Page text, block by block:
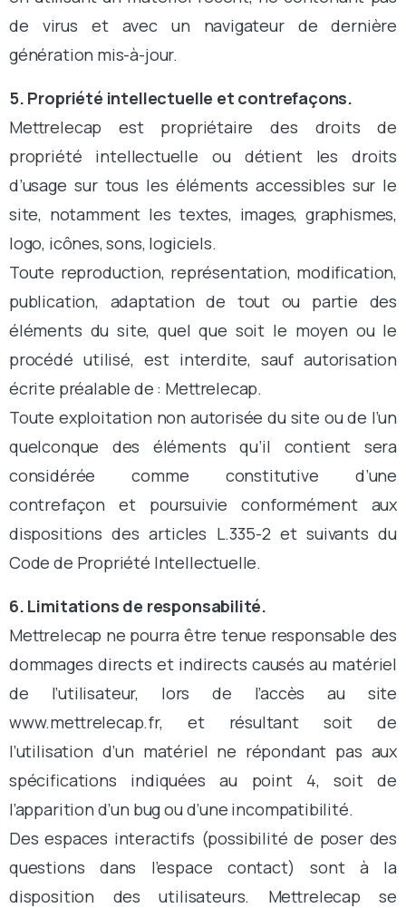
de virus et avec un navigateur de dernière
génération mis-à-jour.
5. Propriété intellectuelle et contrefaçons.
Mettrelecap est propriétaire des droits de
propriété intellectuelle ou détient les droits
d’usage sur tous les éléments accessibles sur le
site, notamment les textes, images, graphismes,
logo, icônes, sons, logiciels.
Toute reproduction, représentation, modification,
publication, adaptation de tout ou partie des
éléments du site, quel que soit le moyen ou le
procédé utilisé, est interdite, sauf autorisation
écrite préalable de : Mettrelecap.
Toute exploitation non autorisée du site ou de l’un
quelconque des éléments qu’il contient sera
considérée comme constitutive d’une
contrefaçon et poursuivie conformément aux
dispositions des articles L.335-2 et suivants du
Code de Propriété Intellectuelle.
6. Limitations de responsabilité.
Mettrelecap ne pourra être tenue responsable des
dommages directs et indirects causés au matériel
de l’utilisateur, lors de l’accès au site
www.mettrelecap.fr, et résultant soit de
l’utilisation d’un matériel ne répondant pas aux
spécifications indiquées au point 4, soit de
l’apparition d’un bug ou d’une incompatibilité.
Des espaces interactifs (possibilité de poser des
questions dans l’espace contact) sont à la
disposition des utilisateurs. Mettrelecap se